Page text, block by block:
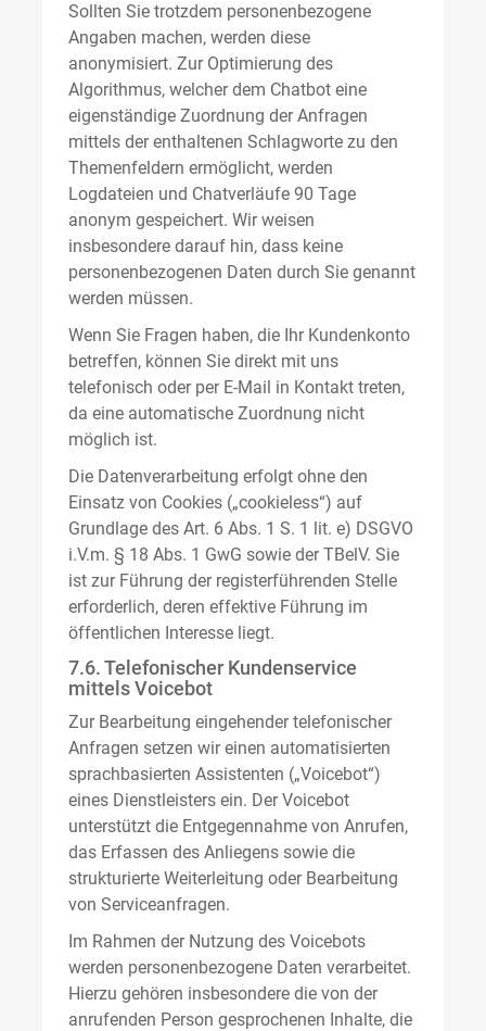
Sollten Sie trotzdem personenbezogene
Angaben machen, werden diese
anonymisiert. Zur Optimierung des
Algorithmus, welcher dem Chatbot eine
eigenständige Zuordnung der Anfragen
mittels der enthaltenen Schlagworte zu den
Themenfeldern ermöglicht, werden
Logdateien und Chatverläufe 90 Tage
anonym gespeichert. Wir weisen
insbesondere darauf hin, dass keine
personenbezogenen Daten durch Sie genannt
werden müssen.
Wenn Sie Fragen haben, die Ihr Kundenkonto
betreffen, können Sie direkt mit uns
telefonisch oder per E-Mail in Kontakt treten,
da eine automatische Zuordnung nicht
möglich ist.
Die Datenverarbeitung erfolgt ohne den
Einsatz von Cookies („cookieless“) auf
Grundlage des Art. 6 Abs. 1 S. 1 lit. e) DSGVO
i.V.m. § 18 Abs. 1 GwG sowie der TBelV. Sie
ist zur Führung der registerführenden Stelle
erforderlich, deren effektive Führung im
öffentlichen Interesse liegt.
7.6. Telefonischer Kundenservice
mittels Voicebot
Zur Bearbeitung eingehender telefonischer
Anfragen setzen wir einen automatisierten
sprachbasierten Assistenten („Voicebot“)
eines Dienstleisters ein. Der Voicebot
unterstützt die Entgegennahme von Anrufen,
das Erfassen des Anliegens sowie die
strukturierte Weiterleitung oder Bearbeitung
von Serviceanfragen.
Im Rahmen der Nutzung des Voicebots
werden personenbezogene Daten verarbeitet.
Hierzu gehören insbesondere die von der
anrufenden Person gesprochenen Inhalte, die